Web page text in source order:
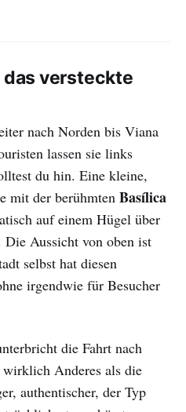
das versteckte
nach Norden bis Viana
lassen sie links
du hin. Eine kleine,
mit der berühmten Basílica
auf einem Hügel über
Aussicht von oben ist
selbst hat diesen
irgendwie für Besucher
die Fahrt nach
Anderes als die
authentischer, der Typ